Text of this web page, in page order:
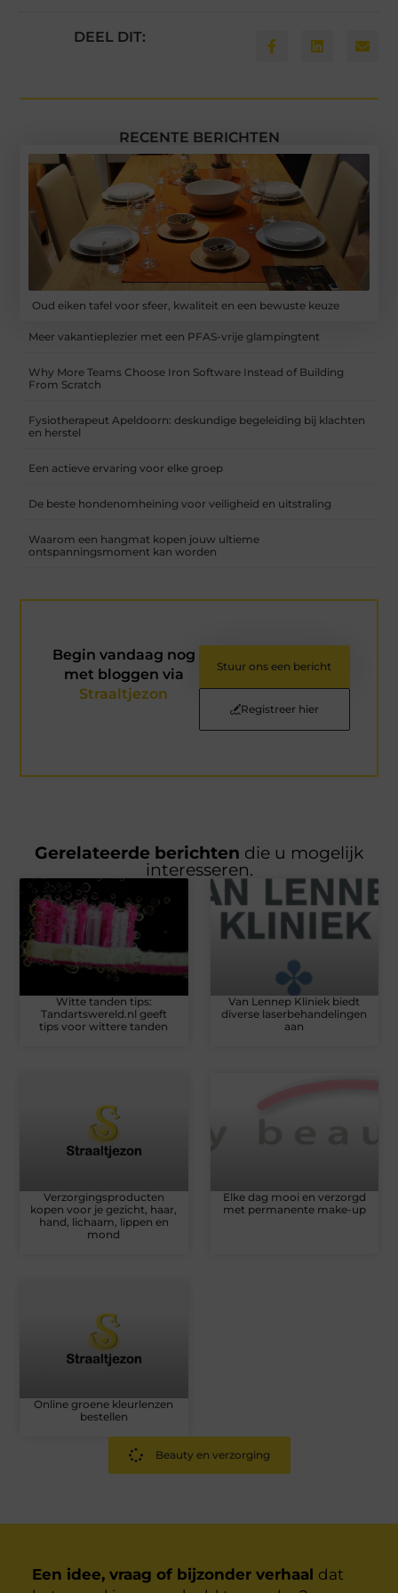
DEEL DIT:
RECENTE BERICHTEN
Oud eiken tafel voor sfeer, kwaliteit en een bewuste keuze
Meer vakantieplezier met een PFAS-vrije glampingtent
Why More Teams Choose Iron Software Instead of Building
From Scratch
Fysiotherapeut Apeldoorn: deskundige begeleiding bij klachten
en herstel
Een actieve ervaring voor elke groep
De beste hondenomheining voor veiligheid en uitstraling
Waarom een hangmat kopen jouw ultieme
ontspanningsmoment kan worden
Begin vandaag nog
met bloggen via
Straaltjezon
Stuur ons een bericht
Registreer hier
Gerelateerde berichten die u mogelijk
interesseren.
Witte tanden tips:
Tandartswereld.nl geeft
tips voor wittere tanden
Van Lennep Kliniek biedt
diverse laserbehandelingen
aan
Verzorgingsproducten
kopen voor je gezicht, haar,
hand, lichaam, lippen en
mond
Elke dag mooi en verzorgd
met permanente make-up
Online groene kleurlenzen
bestellen
Beauty en verzorging
Een idee, vraag of bijzonder verhaal dat